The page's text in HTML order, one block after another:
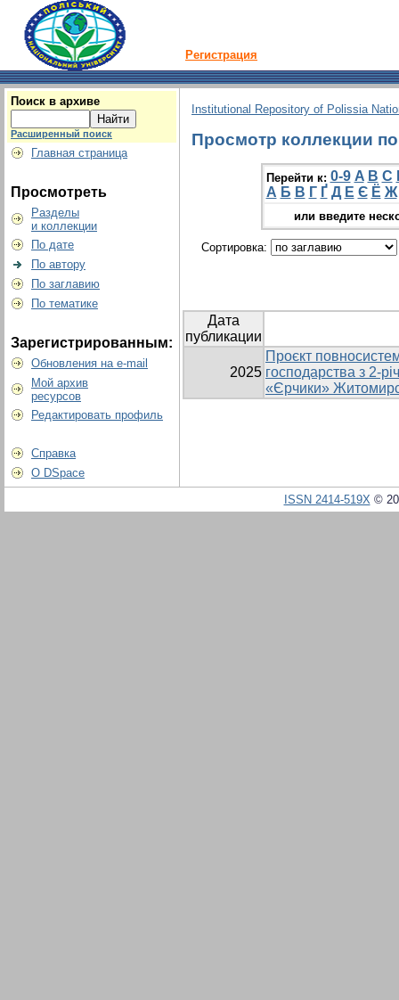
Регистрация
Поиск в архиве
Расширенный поиск
Главная страница
Просмотреть
Разделы
и коллекции
По дате
По автору
По заглавию
По тематике
Зарегистрированным:
Обновления на e-mail
Мой архив
ресурсов
Редактировать профиль
Справка
О DSpace
Institutional Repository of Polissia
Просмотр коллекции по
Перейти к: 0-9 A B C
А Б В Г Ґ Д Е Є Ё Ж
или введите
Сортировка:
Дата
публикации
2025
Проєкт
господарства з 2-
«Єрчики»
ISSN 2414-519X©